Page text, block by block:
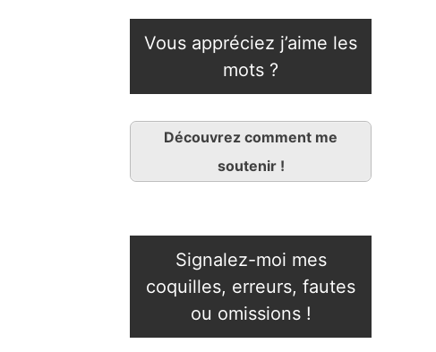
Vous appréciez j’aime les
mots ?
Découvrez comment me
soutenir !
Signalez-moi mes
coquilles, erreurs, fautes
ou omissions !